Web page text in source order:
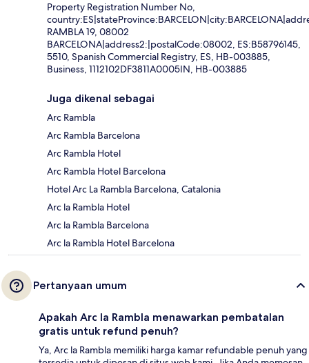
Property Registration Number No,
RAMBLA 19, 08002
BARCELONA|address2:|postalCode:08002, ES:B58796145,
5510, Spanish Commercial Registry, ES, HB-003885,
Business, 1112102DF3811A0005IN, HB-003885
Juga dikenal sebagai
Arc Rambla
Arc Rambla Barcelona
Arc Rambla Hotel
Arc Rambla Hotel Barcelona
Hotel Arc La Rambla Barcelona, Catalonia
Arc la Rambla Hotel
Arc la Rambla Barcelona
Arc la Rambla Hotel Barcelona
Pertanyaan umum
Apakah Arc la Rambla menawarkan pembatalan
gratis untuk refund penuh?
Ya, Arc la Rambla memiliki harga kamar refundable penuh yang